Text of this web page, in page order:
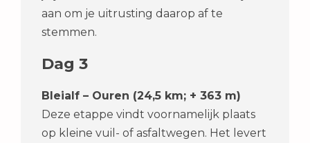
aan om je uitrusting daarop af te
stemmen.
Dag 3
Bleialf – Ouren (24,5 km; + 363 m)
Deze etappe vindt voornamelijk plaats
op kleine vuil- of asfaltwegen. Het levert